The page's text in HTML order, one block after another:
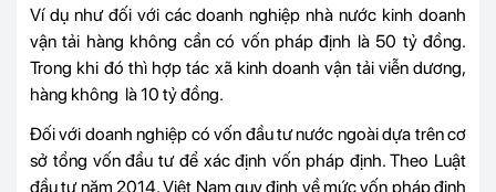
Ví dụ như đối với các doanh nghiệp nhà nước kinh doanh
vận tải hàng không cần có vốn pháp định là 50 tỷ đồng.
Trong khi đó thì hợp tác xã kinh doanh vận tải viễn dương,
hàng không là 10 tỷ đồng.
Đối với doanh nghiệp có vốn đầu tư nước ngoài dựa trên cơ
sở tổng vốn đầu tư để xác định vốn pháp định. Theo Luật
đầu tư năm 2014, Việt Nam quy định về mức vốn pháp định